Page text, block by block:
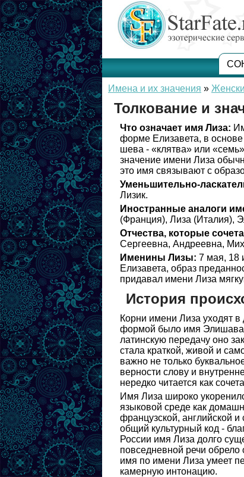
Имена и их значения »
Толкование и
Что означает имя Лиза:
форме Елизавета, в основе
шева - «клятва» или
значение имени Лиза
это имя связывают с
Уменьшительно-
Лизик.
Иностранные аналоги
(Франция), Лиза (Италия),
Отчества, которые
Сергеевна, Андреевна,
Именины Лизы: 7 мая, 18
Елизавета, образ
придавал имени Лиза
История
Корни имени Лиза уходят
формой было имя Элишава,
латинскую передачу оно
стала краткой, живой и
важно не только
верности слову и
нередко читается как
Имя Лиза широко
языковой среде как
французской, английской и
общий культурный код -
России имя Лиза долго
повседневной речи обрело
имя по имени Лиза умеет
камерную интонацию.